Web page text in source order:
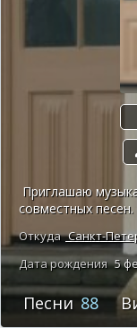
Приглашаю
совместных
Откуда Санкт-
Дата рождения 5
Песни88